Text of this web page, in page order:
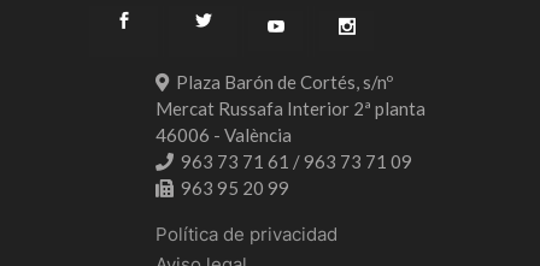
Plaza Barón de Cortés, s/nº
Mercat Russafa Interior 2ª planta
46006 - València
963 73 71 61 / 963 73 71 09
963 95 20 99
Política de privacidad